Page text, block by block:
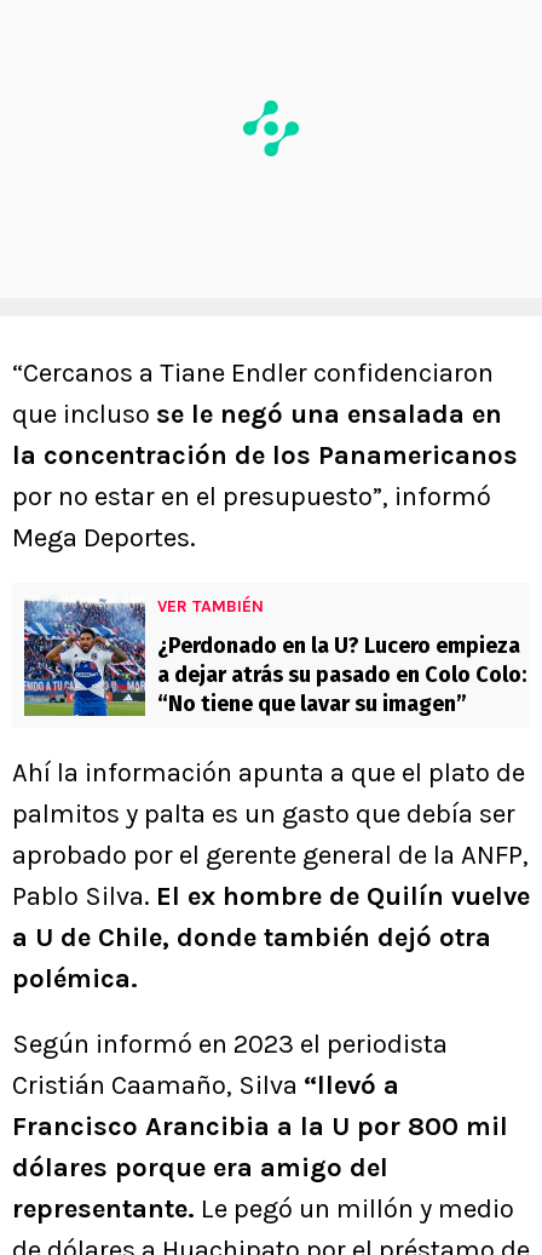
“Cercanos a Tiane Endler confidenciaron
que incluso se le negó una ensalada en
la concentración de los Panamericanos
por no estar en el presupuesto”, informó
Mega Deportes.
VER TAMBIÉN
¿Perdonado en la U? Lucero empieza
a dejar atrás su pasado en Colo Colo:
“No tiene que lavar su imagen”
Ahí la información apunta a que el plato de
palmitos y palta es un gasto que debía ser
aprobado por el gerente general de la ANFP,
Pablo Silva. El ex hombre de Quilín vuelve
a U de Chile, donde también dejó otra
polémica.
Según informó en 2023 el periodista
Cristián Caamaño, Silva “llevó a
Francisco Arancibia a la U por 800 mil
dólares porque era amigo del
representante. Le pegó un millón y medio